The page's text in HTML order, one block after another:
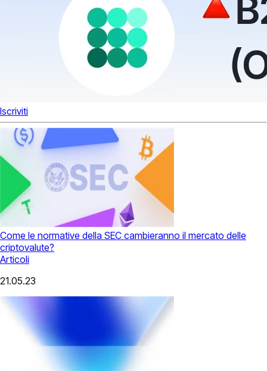
Iscriviti
Come le normative della SEC cambieranno il mercato delle
criptovalute?
Articoli
21.05.23